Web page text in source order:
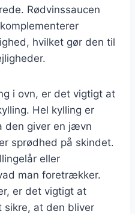
Rødvinssaucen
hvilket gør den til
i ovn, er det vigtigt at
Hel kylling er
den giver en jævn
sprødhed på skindet.
eller
man foretrækker.
er det vigtigt at
sikre, at den bliver